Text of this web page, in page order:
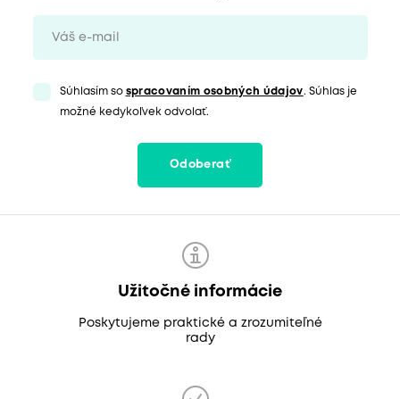
Súhlasím so spracovaním osobných údajov. Súhlas je
možné kedykoľvek odvolať.
Odoberať
Užitočné informácie
Poskytujeme praktické a zrozumiteľné
rady